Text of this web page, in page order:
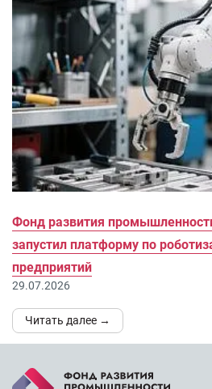
Фонд развития
запустил платформу по
предприятий
29.07.2026
Читать далее →